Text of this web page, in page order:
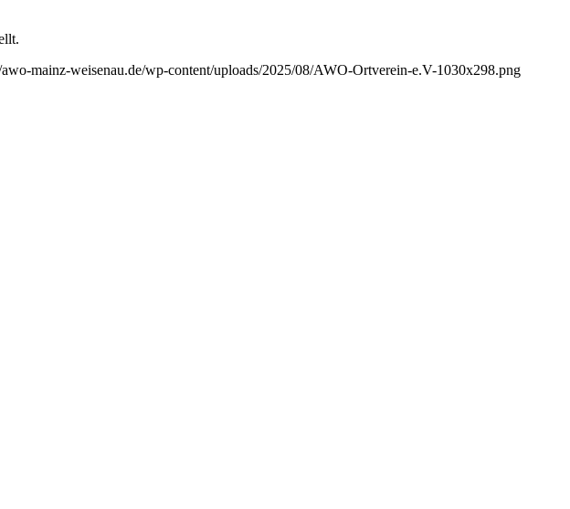
mainz-weisenau.de/wp-content/uploads/2025/08/AWO-Ortverein-e.V-1030x298.png